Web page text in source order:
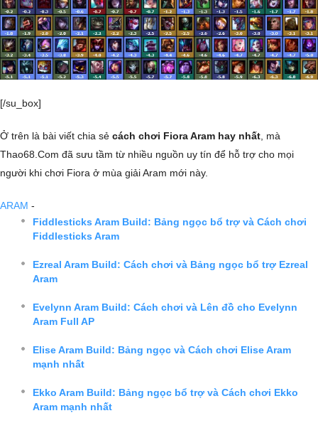
[/su_box]
Ở trên là bài viết chia sẻ cách chơi Fiora Aram hay nhất , mà
Thao68.Com đã sưu tầm từ nhiều nguồn uy tín để hỗ trợ cho mọi
người khi chơi Fiora ở mùa giải Aram mới này.
ARAM -
Fiddlesticks Aram Build: Bảng ngọc bổ trợ và Cách chơi
Fiddlesticks Aram
Ezreal Aram Build: Cách chơi và Bảng ngọc bổ trợ Ezreal
Aram
Evelynn Aram Build: Cách chơi và Lên đồ cho Evelynn
Aram Full AP
Elise Aram Build: Bảng ngọc và Cách chơi Elise Aram
mạnh nhất
Ekko Aram Build: Bảng ngọc bổ trợ và Cách chơi Ekko
Aram mạnh nhất